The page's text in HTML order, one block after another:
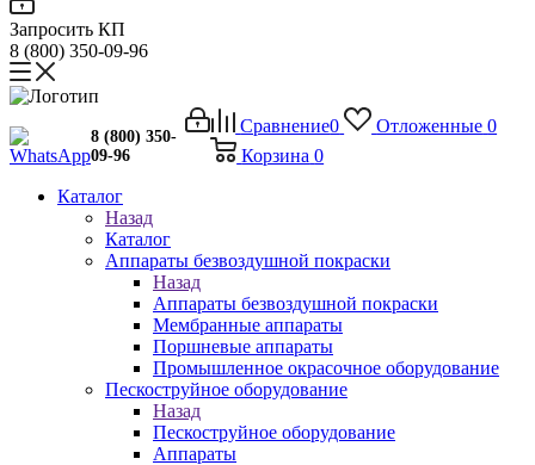
Запросить КП
8 (800) 350-09-96
Сравнение0 Отложенные 0
Корзина 0
8 (800) 350-
09-96
Каталог
Назад
Каталог
Аппараты безвоздушной покраски
Назад
Аппараты безвоздушной покраски
Мембранные аппараты
Поршневые аппараты
Промышленное окрасочное оборудование
Пескоструйное оборудование
Назад
Пескоструйное оборудование
Аппараты